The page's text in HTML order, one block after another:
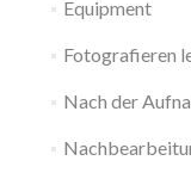
Equipment
Fotografieren
Nach der